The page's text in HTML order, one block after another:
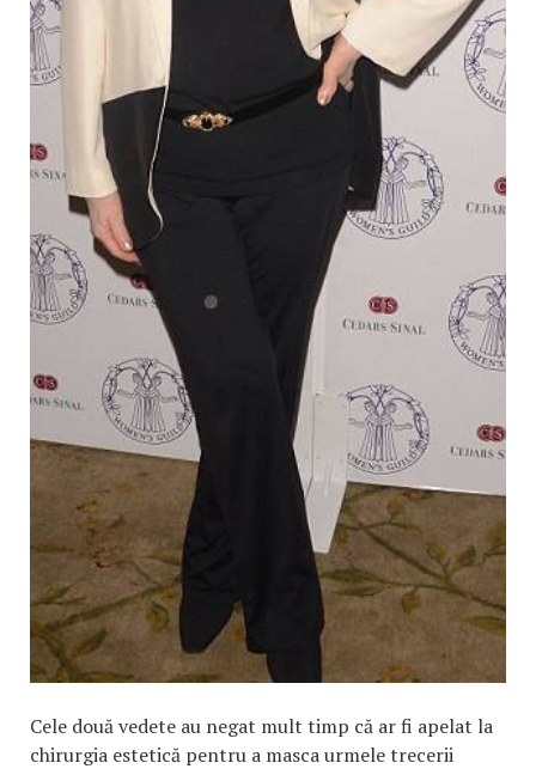
Cele două vedete au negat mult timp că ar fi apelat la
chirurgia estetică pentru a masca urmele trecerii